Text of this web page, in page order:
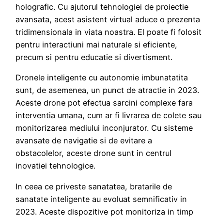
holografic. Cu ajutorul tehnologiei de proiectie
avansata, acest asistent virtual aduce o prezenta
tridimensionala in viata noastra. El poate fi folosit
pentru interactiuni mai naturale si eficiente,
precum si pentru educatie si divertisment.
Dronele inteligente cu autonomie imbunatatita
sunt, de asemenea, un punct de atractie in 2023.
Aceste drone pot efectua sarcini complexe fara
interventia umana, cum ar fi livrarea de colete sau
monitorizarea mediului inconjurator. Cu sisteme
avansate de navigatie si de evitare a
obstacolelor, aceste drone sunt in centrul
inovatiei tehnologice.
In ceea ce priveste sanatatea, bratarile de
sanatate inteligente au evoluat semnificativ in
2023. Aceste dispozitive pot monitoriza in timp